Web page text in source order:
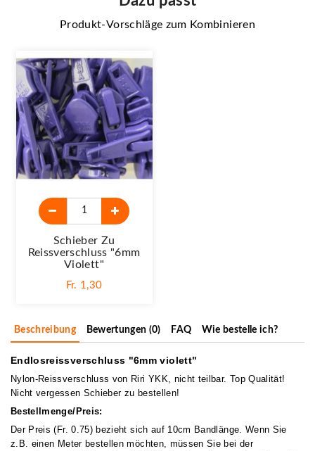
Produkt-Vorschläge zum Kombinieren
Schieber Zu
Reissverschluss "6mm
Violett"
Fr. 1,30
Beschreibung Bewertungen (0) FAQ Wie bestelle ich?
Endlosreissverschluss "6mm violett"
Nylon-Reissverschluss von Riri YKK, nicht teilbar. Top Qualität!
Nicht vergessen Schieber zu bestellen!
Bestellmenge/Preis:
Der Preis (Fr. 0.75) bezieht sich auf 10cm Bandlänge. Wenn Sie
z.B. einen Meter bestellen möchten, müssen Sie bei der